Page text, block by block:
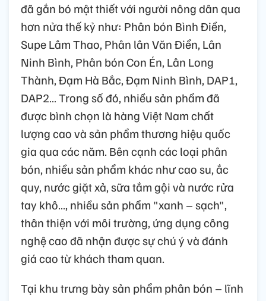
đã gắn bó mật thiết với người nông dân qua
hơn nửa thế kỷ như: Phân bón Bình Điền,
Supe Lâm Thao, Phân lân Văn Điển, Lân
Ninh Bình, Phân bón Con Én, Lân Long
Thành, Đạm Hà Bắc, Đạm Ninh Bình, DAP1,
DAP2… Trong số đó, nhiều sản phẩm đã
được bình chọn là hàng Việt Nam chất
lượng cao và sản phẩm thương hiệu quốc
gia qua các năm. Bên cạnh các loại phân
bón, nhiều sản phẩm khác như cao su, ắc
quy, nước giặt xả, sữa tắm gội và nước rửa
tay khô…, nhiều sản phẩm "xanh – sạch",
thân thiện với môi trường, ứng dụng công
nghệ cao đã nhận được sự chú ý và đánh
giá cao từ khách tham quan.
Tại khu trưng bày sản phẩm phân bón – lĩnh